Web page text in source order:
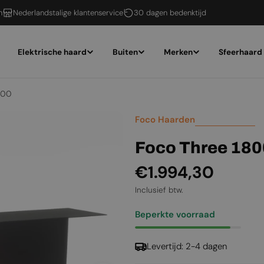
Nederlandstalige klantenservice 30 dagen bedenktijd
Elektrische haard Buiten Merken Sfeerhaard
Foco Haarden
Foco Three
Normale
prijs
€1.994,30
Inclusief btw.
Beperkte voorraad
Levertijd: 2-4 dagen